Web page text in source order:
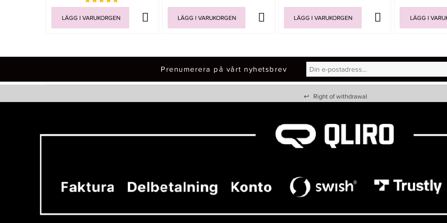
LÄGG I VARUKORGEN LÄGG I VARUKORGEN LÄGG I VARUKORGEN LÄGG I
Prenumerera på vårt nyhetsbrev
↩ Right of withdrawal